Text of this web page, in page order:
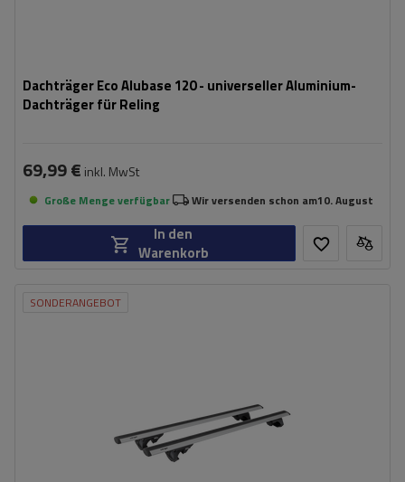
Dachträger Eco Alubase 120 - universeller Aluminium-
Dachträger für Reling
69,99 € inkl. MwSt
Große Menge verfügbar Wir versenden schon am10. August
In den
Warenkorb
SONDERANGEBOT